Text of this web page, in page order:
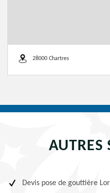
28000 Chartres
AUTRES
Devis pose de gouttière